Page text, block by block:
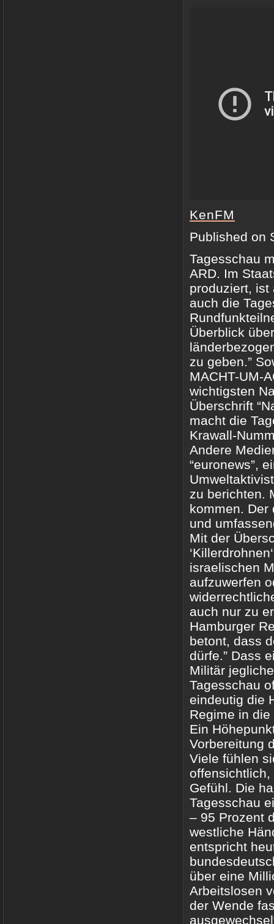
KenFM
Published on
Tagesschau
ARD. Im
produziert, ist
auch die
Überblick
zu geben.”
MACHT-UM-
wichtigsten
Überschrift
macht die
Krawall-
Andere
“euronews”,
zu berichten.
kommen. Der
und
Mit der
israelischen
aufzuwerfen
auch nur zu
Hamburger
betont, dass
dürfe.” Dass
Militär
Tagesschau
eindeutig die
Regime in
Ein
Vorbereitung
Viele fühlen
Gefühl. Die
Tagesschau
– 95 Prozent
westliche
entspricht
über eine
Arbeitslosen
der Wende